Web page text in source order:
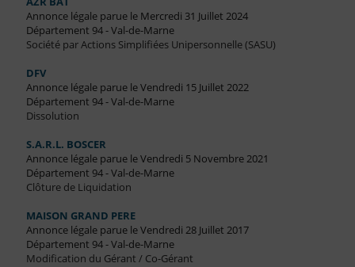
Annonce légale parue le Mercredi 31 Juillet 2024
Département 94 - Val-de-Marne
Société par Actions Simplifiées Unipersonnelle (SASU)
DFV
Annonce légale parue le Vendredi 15 Juillet 2022
Département 94 - Val-de-Marne
Dissolution
S.A.R.L. BOSCER
Annonce légale parue le Vendredi 5 Novembre 2021
Département 94 - Val-de-Marne
Clôture de Liquidation
MAISON GRAND PERE
Annonce légale parue le Vendredi 28 Juillet 2017
Département 94 - Val-de-Marne
Modification du Gérant / Co-Gérant